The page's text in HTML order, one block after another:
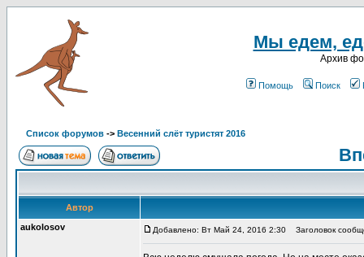
Мы едем,
Архив
Помощь Поиск
Список форумов -> Весенний слёт туристят 2016
Автор
aukolosov
Добавлено: Вт Май 24, 2016 2:30 Заголовок